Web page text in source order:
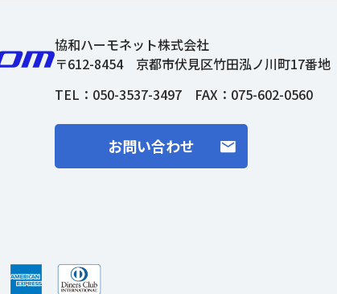
協和ハーモネット株式会社
〒612-8454 京都市伏見区竹田泓ノ川町17番地
TEL： 050-3537-3497 FAX：075-602-0560
お問い合わせ